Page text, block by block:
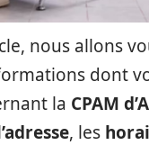
nous allons
dont
la CPAM
, les